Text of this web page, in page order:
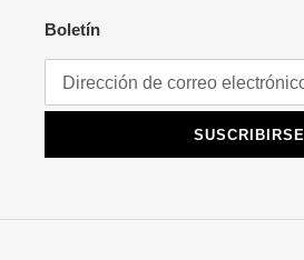
Boletín
SUSCRIBIRSE